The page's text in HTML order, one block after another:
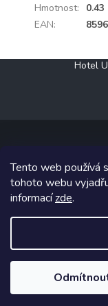
Tento web používá
tohoto webu
informacízde.
Hmotnost:
0.43
EAN:
Hotel
Copyright 2026
Grafický návrh